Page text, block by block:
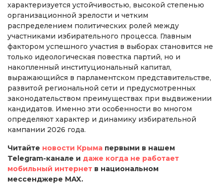
характеризуется устойчивостью, высокой степенью
организационной зрелости и четким
распределением политических ролей между
участниками избирательного процесса. Главным
фактором успешного участия в выборах становится не
только идеологическая повестка партий, но и
накопленный институциональный капитал,
выражающийся в парламентском представительстве,
развитой региональной сети и предусмотренных
законодательством преимуществах при выдвижении
кандидатов. Именно эти особенности во многом
определяют характер и динамику избирательной
кампании 2026 года.
Читайте новости Крыма первыми в нашем
Telegram-канале и даже когда не работает
мобильный интернет в национальном
мессенджере MAX.